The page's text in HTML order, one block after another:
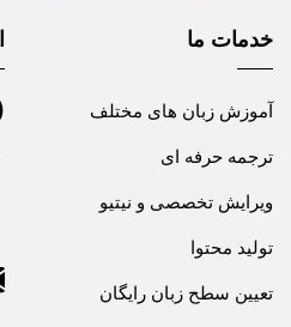
خدمات ما
آموزش زبان های مختلف
ترجمه حرفه ای
ویرایش تخصصی و نیتیو
تولید محتوا
تعیین سطح زبان رایگان